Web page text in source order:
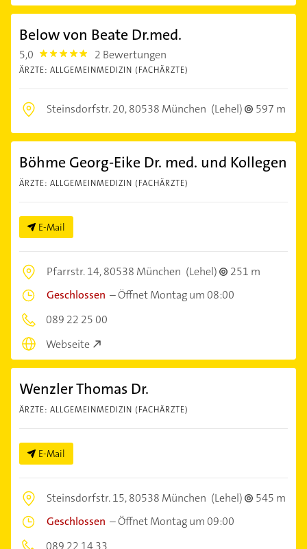
Below von Beate Dr.med.
5,0 5.0 2 Bewertungen
ÄRZTE: ALLGEMEINMEDIZIN (FACHÄRZTE)
Steinsdorfstr. 20,80538 München (Lehel) 597 m
Böhme Georg-Eike Dr. med. und Kollegen
ÄRZTE: ALLGEMEINMEDIZIN (FACHÄRZTE)
E-Mail
Pfarrstr. 14,80538 München (Lehel)
251 m
Geschlossen –Öffnet Montag um 08:00
089 22 25 00
Webseite
Wenzler Thomas Dr.
ÄRZTE: ALLGEMEINMEDIZIN (FACHÄRZTE)
E-Mail
Steinsdorfstr. 15,80538 München (Lehel)
545 m
Geschlossen –Öffnet Montag um 09:00
089 22 14 33